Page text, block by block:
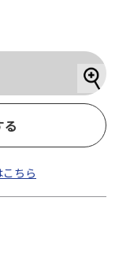
る
ちら